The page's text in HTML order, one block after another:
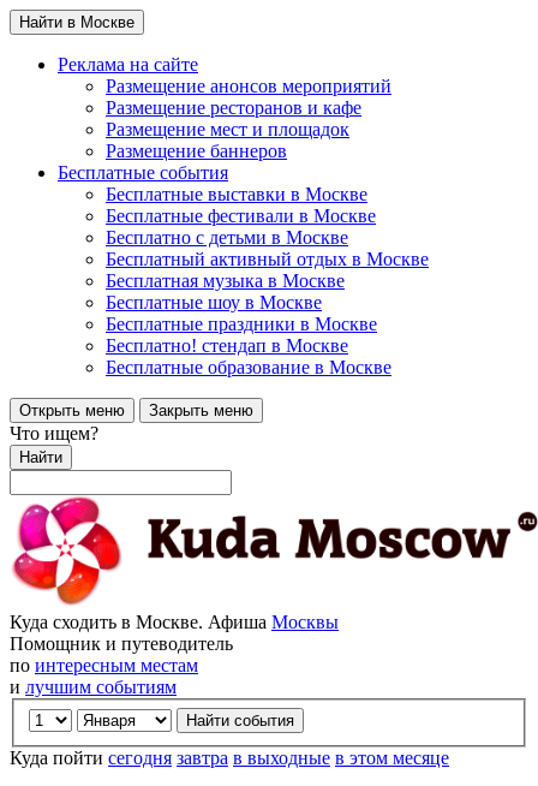
Найти в Москве
Реклама на сайте
Размещение анонсов мероприятий
Размещение ресторанов и кафе
Размещение мест и площадок
Размещение баннеров
Бесплатные события
Бесплатные выставки в Москве
Бесплатные фестивали в Москве
Бесплатно с детьми в Москве
Бесплатный активный отдых в Москве
Бесплатная музыка в Москве
Бесплатные шоу в Москве
Бесплатные праздники в Москве
Бесплатно! стендап в Москве
Бесплатные образование в Москве
Открыть меню Закрыть меню
Что ищем?
Найти
Куда сходить в Москве. Афиша Москвы
Помощник и путеводитель
по интересным местам
и лучшим событиям
Куда пойти сегодня завтра в выходные в этом месяце